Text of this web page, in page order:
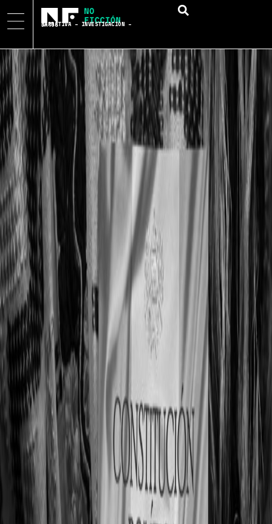
NARRATIVA – INVESTIGACIÓN – DATOS